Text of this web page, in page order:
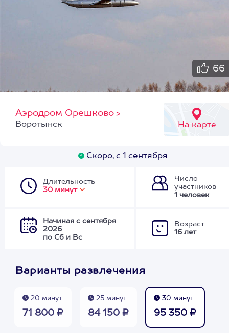
66
Аэродром Орешково >
На карте
Воротынск
Скоро, с 1 сентября
Длительность
30 минут
Число
участников
1 человек
Начиная с сентября
2026
по Сб и Вс
Возраст
16 лет
Варианты развлечения
20 минут
71 800 ₽
25 минут
84 150 ₽
30 минут
95 350 ₽